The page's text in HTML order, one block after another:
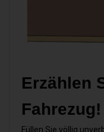
Erzählen
Fahrezug!
Füllen Sie völlig